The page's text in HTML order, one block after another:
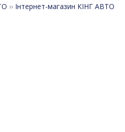
›› Інтернет-магазин КІНГ АВТО